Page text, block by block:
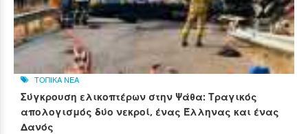
ΤΟΠΙΚΑ ΝΕΑ
Σύγκρουση ελικοπτέρων στην Ψάθα: Τραγικός
απολογισμός δύο νεκροί, ένας Έλληνας και ένας
Δανός